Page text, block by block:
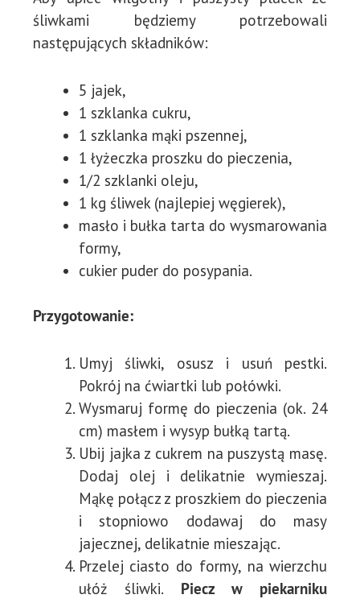
śliwkami będziemy potrzebowali
następujących składników:
5 jajek,
1 szklanka cukru,
1 szklanka mąki pszennej,
1 łyżeczka proszku do pieczenia,
1/2 szklanki oleju,
1 kg śliwek (najlepiej węgierek),
masło i bułka tarta do wysmarowania
formy,
cukier puder do posypania.
Przygotowanie:
Umyj śliwki, osusz i usuń pestki.
Pokrój na ćwiartki lub połówki.
Wysmaruj formę do pieczenia (ok. 24
cm) masłem i wysyp bułką tartą.
Ubij jajka z cukrem na puszystą masę.
Dodaj olej i delikatnie wymieszaj.
Mąkę połącz z proszkiem do pieczenia
i stopniowo dodawaj do masy
jajecznej, delikatnie mieszając.
Przelej ciasto do formy, na wierzchu
ułóż śliwki. Piecz w piekarniku